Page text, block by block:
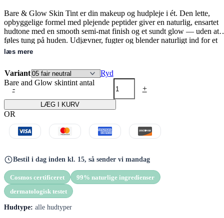
Bare & Glow Skin Tint er din makeup og hudpleje i ét. Den lette,
opbyggelige formel med plejende peptider giver en naturlig, ensartet
hudtone med en smooth semi-mat finish og et sundt glow — uden at
føles tung på huden. Udjævner, fugter og blender naturligt ind for et
“your skin, but better” look.
læs mere
Variant
Ryd
-
Bare and Glow skintint antal
+
LÆG I KURV
OR
Bestil i dag inden kl. 15, så sender vi mandag
Cosmos certificeret
99% naturlige ingredienser
dermatologisk testet
Hudtype: alle hudtyper